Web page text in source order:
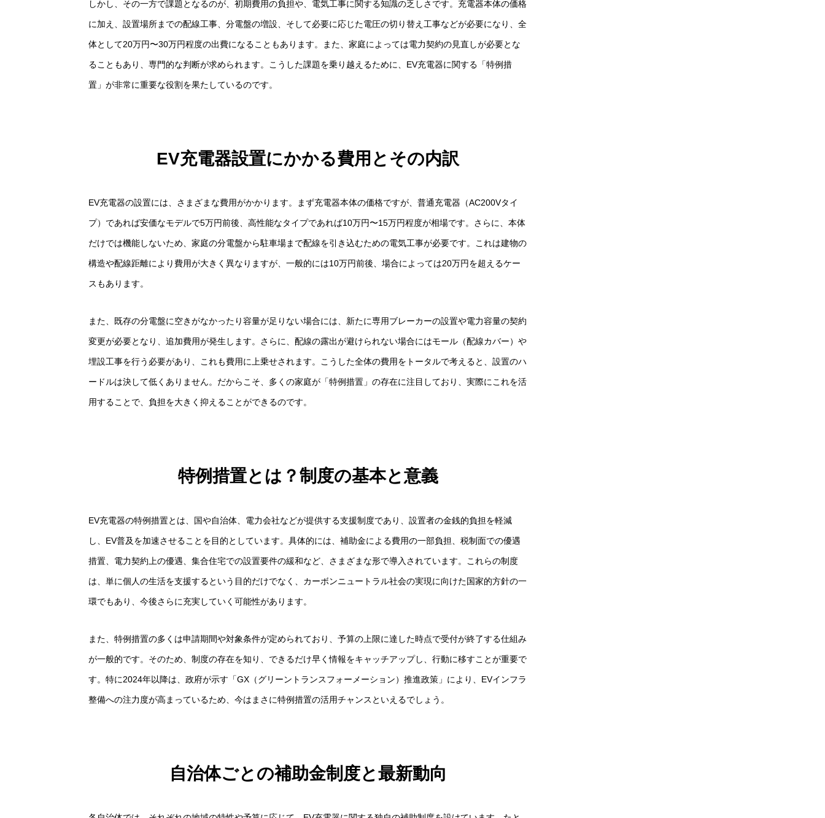
会社概要
しかし、その一方で課題となるのが、初期費用の負担や、電気工事に関する知識の乏しさです。充電器本体の価格
に加え、設置場所までの配線工事、分電盤の増設、そして必要に応じた電圧の切り替え工事などが必要になり、全
体として20万円〜30万円程度の出費になることもあります。また、家庭によっては電力契約の見直しが必要とな
ることもあり、専門的な判断が求められます。こうした課題を乗り越えるために、EV充電器に関する「特例措
置」が非常に重要な役割を果たしているのです。
EV充電器設置にかかる費用とその内訳
EV充電器の設置には、さまざまな費用がかかります。まず充電器本体の価格ですが、普通充電器（AC200Vタイ
プ）であれば安価なモデルで5万円前後、高性能なタイプであれば10万円〜15万円程度が相場です。さらに、本体
だけでは機能しないため、家庭の分電盤から駐車場まで配線を引き込むための電気工事が必要です。これは建物の
構造や配線距離により費用が大きく異なりますが、一般的には10万円前後、場合によっては20万円を超えるケー
スもあります。
また、既存の分電盤に空きがなかったり容量が足りない場合には、新たに専用ブレーカーの設置や電力容量の契約
変更が必要となり、追加費用が発生します。さらに、配線の露出が避けられない場合にはモール（配線カバー）や
埋設工事を行う必要があり、これも費用に上乗せされます。こうした全体の費用をトータルで考えると、設置のハ
ードルは決して低くありません。だからこそ、多くの家庭が「特例措置」の存在に注目しており、実際にこれを活
用することで、負担を大きく抑えることができるのです。
特例措置とは？制度の基本と意義
EV充電器の特例措置とは、国や自治体、電力会社などが提供する支援制度であり、設置者の金銭的負担を軽減
し、EV普及を加速させることを目的としています。具体的には、補助金による費用の一部負担、税制面での優遇
措置、電力契約上の優遇、集合住宅での設置要件の緩和など、さまざまな形で導入されています。これらの制度
は、単に個人の生活を支援するという目的だけでなく、カーボンニュートラル社会の実現に向けた国家的方針の一
環でもあり、今後さらに充実していく可能性があります。
また、特例措置の多くは申請期間や対象条件が定められており、予算の上限に達した時点で受付が終了する仕組み
が一般的です。そのため、制度の存在を知り、できるだけ早く情報をキャッチアップし、行動に移すことが重要で
す。特に2024年以降は、政府が示す「GX（グリーントランスフォーメーション）推進政策」により、EVインフラ
整備への注力度が高まっているため、今はまさに特例措置の活用チャンスといえるでしょう。
自治体ごとの補助金制度と最新動向